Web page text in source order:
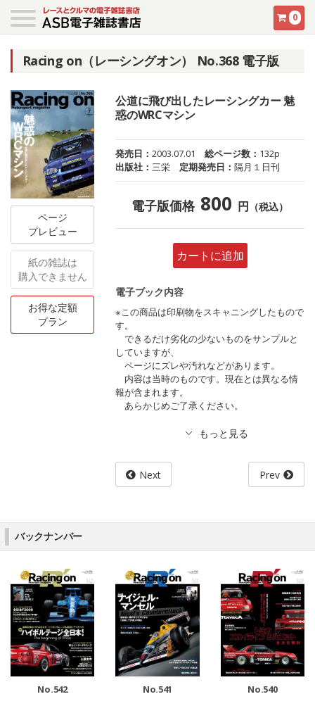
0
Racing on（レーシングオン） No.368 電子版
ページ
プレビュー
紙の雑誌は
購入できません
お得な定額
プラン
公道に飛び出したレーシングカー 魅
惑のWRCマシン
発売日：2003.07.01 総ページ数： 132p
出版社：三栄 定期発売日：隔月１日刊
電子版価格 800 円 （税込）
カートに追加
電子ブック内容
※この商品は印刷物をスキャニングしたもので
す。
できるだけ劣化の少ないものをサンプルと
していますが、
ページにズレや汚れなどがあります。
内容は当時のものです。現在とは異なる情
報が含まれます。
あらかじめご了承ください。
Next Prev
バックナンバー
No.542 No.541 No.540